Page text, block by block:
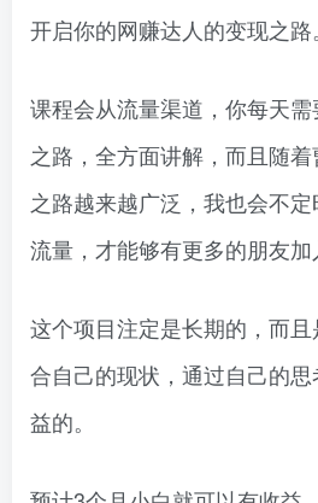
开启你的网赚达人的变现之路。
课程会从流量渠道，你每天
之路，全方面讲解，而且随
之路越来越广泛，我也会不
流量，才能够有更多的朋友加
这个项目注定是长期的，而
合自己的现状，通过自己的
益的。